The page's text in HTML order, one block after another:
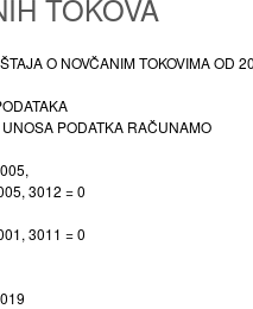
TOKOVA
O NOVČANIM TOKOVIMA OD
PODATKA RAČUNAMO
3012 = 0
3011 = 0